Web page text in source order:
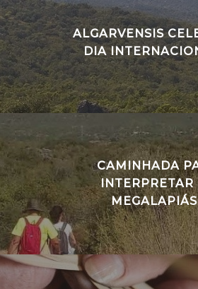
ALGARVENSIS
DIA
CAMINHADA
INTERPRETAR